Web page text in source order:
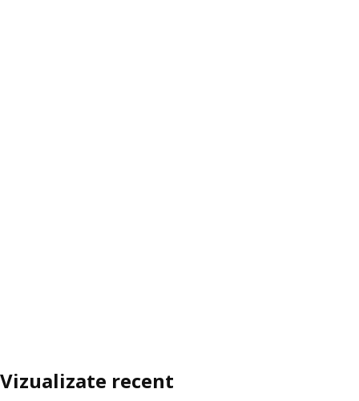
Vizualizate recent